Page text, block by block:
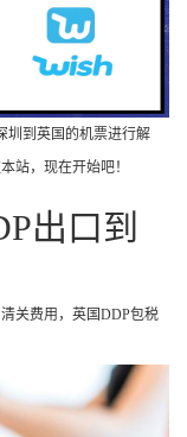
圳到英国的机票进行解
站，现在开始吧！
出口到
关费用，英国DDP包税